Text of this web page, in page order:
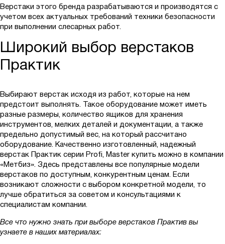
Верстаки этого бренда разрабатываются и производятся с
учетом всех актуальных требований техники безопасности
при выполнении слесарных работ.
Широкий выбор верстаков
Практик
Выбирают верстак исходя из работ, которые на нем
предстоит выполнять. Такое оборудование может иметь
разные размеры, количество ящиков для хранения
инструментов, мелких деталей и документации, а также
предельно допустимый вес, на который рассчитано
оборудование. Качественно изготовленный, надежный
верстак Практик серии Profi, Master купить можно в компании
«Метбиз». Здесь представлены все популярные модели
верстаков по доступным, конкурентным ценам. Если
возникают сложности с выбором конкретной модели, то
лучше обратиться за советом и консультациями к
специалистам компании.
Все что нужно знать при выборе верстаков Практив вы
узнаете в наших материалах:
РР
СП
СПР
СР
СР-М
СУ
ФРМ
ЭП
ЭПА
ЭПАО
Показать Сбросить